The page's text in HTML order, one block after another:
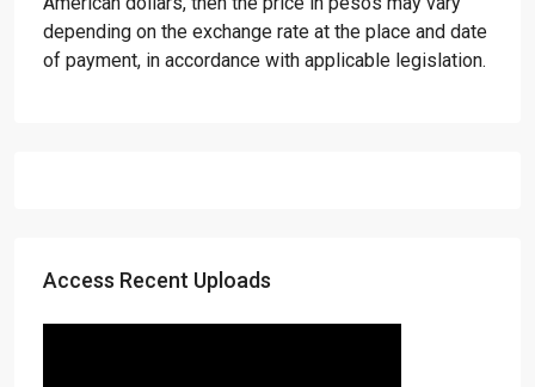
depending on the exchange rate at the place and date
of payment, in accordance with applicable legislation.
Access Recent Uploads